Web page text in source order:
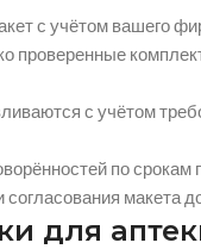
с учётом вашего
проверенные
с учётом
по срокам
макета
для